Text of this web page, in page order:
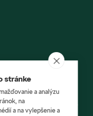
stránke
a analýzu
na
a na vylepšenie a